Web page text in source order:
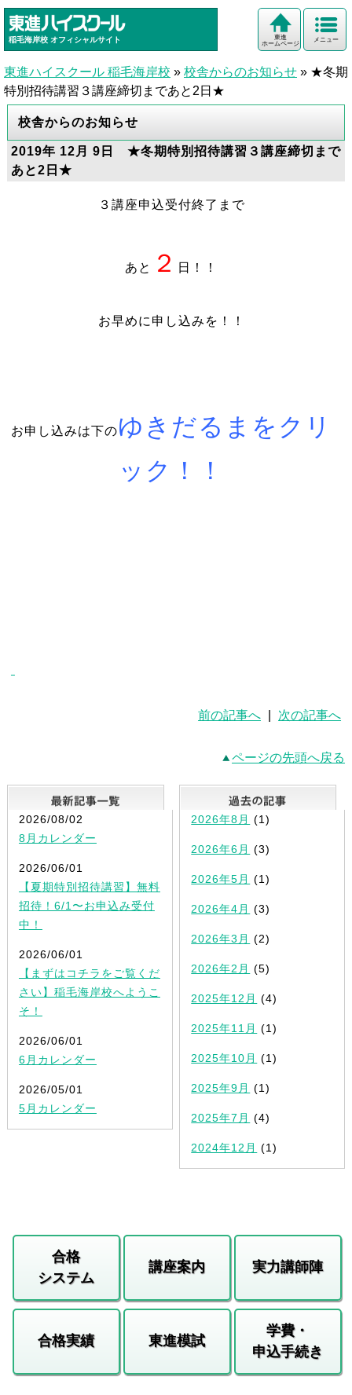
稲毛海岸校 オフィシャルサイト メニュー
東進
ホームページ
東進ハイスクール 稲毛海岸校 » 校舎からのお知らせ » ★冬期
特別招待講習３講座締切まであと2日★
校舎からのお知らせ
2019年 12月 9日 ★冬期特別招待講習３講座締切まで
あと2日★
３講座申込受付終了まで
あと ２ 日！！
お早めに申し込みを！！
お申し込みは下のゆきだるまをクリ
ック！！
前の記事へ 次の記事へ
ページの先頭へ戻る
最新記事一覧
2026/08/02
8月カレンダー
2026/06/01
【夏期特別招待講習】無料
招待！6/1〜お申込み受付
中！
2026/06/01
【まずはコチラをご覧くだ
さい】稲毛海岸校へようこ
そ！
2026/06/01
6月カレンダー
2026/05/01
5月カレンダー
2026年8月 (1)
2026年6月 (3)
2026年5月 (1)
2026年4月 (3)
2026年3月 (2)
2026年2月 (5)
2025年12月 (4)
2025年11月 (1)
2025年10月 (1)
2025年9月 (1)
2025年7月 (4)
2024年12月 (1)
合格
システム
講座案内 実力講師陣
合格実績 東進模試
学費・
申込手続き